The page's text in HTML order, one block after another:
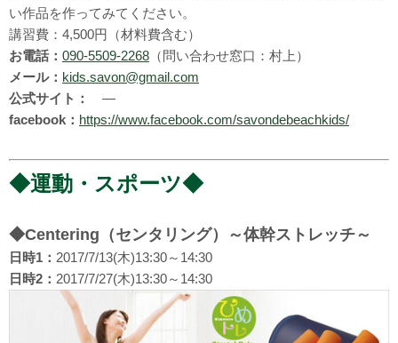
い作品を作ってみてください。
講習費：4,500円（材料費含む）
お電話： 090-5509-2268 （問い合わせ窓口：村上）
メール： kids.savon@gmail.com
公式サイト：
―
facebook： https://www.facebook.com/savondebeachkids/
◆運動・スポーツ◆
◆Centering（センタリング）～体幹ストレッチ～
日時1： 2017/7/13(木)13:30～14:30
日時2： 2017/7/27(木)13:30～14:30